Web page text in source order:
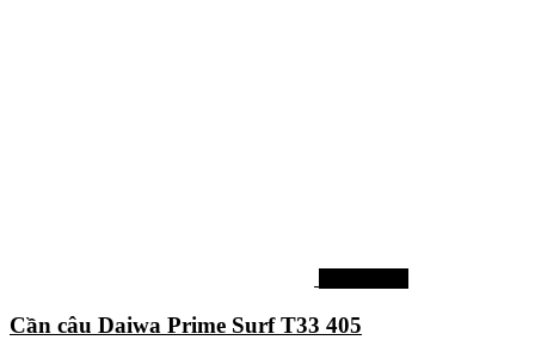
Cần câu Daiwa Prime Surf T33 405